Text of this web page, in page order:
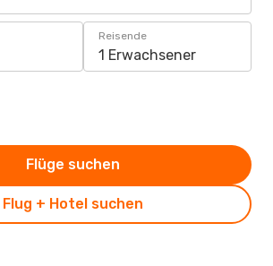
Reisende
1 Erwachsener
Flug + Hotel suchen
Flüge suchen